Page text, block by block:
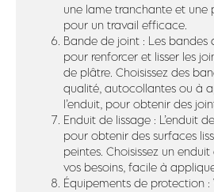
une lame tranchante et
pour un travail efficace.
Bande de joint : Les bandes
pour renforcer et lisser les
de plâtre. Choisissez des
qualité, autocollantes ou à
l’enduit, pour obtenir des
Enduit de lissage : L’enduit
pour obtenir des surfaces
peintes. Choisissez un
vos besoins, facile à
Équipements de protection :